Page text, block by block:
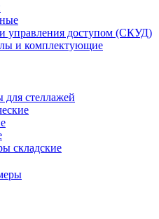
управления доступом (СКУД)
и комплектующие
стеллажей
складские